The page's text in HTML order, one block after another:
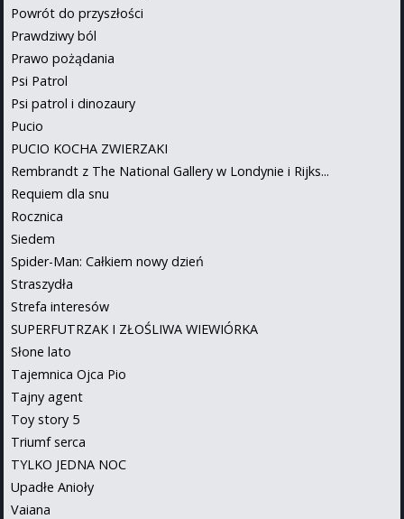
Powrót do przyszłości
Prawdziwy ból
Prawo pożądania
Psi Patrol
Psi patrol i dinozaury
Pucio
PUCIO KOCHA ZWIERZAKI
Rembrandt z The National Gallery w Londynie i Rijks...
Requiem dla snu
Rocznica
Siedem
Spider-Man: Całkiem nowy dzień
Straszydła
Strefa interesów
SUPERFUTRZAK I ZŁOŚLIWA WIEWIÓRKA
Słone lato
Tajemnica Ojca Pio
Tajny agent
Toy story 5
Triumf serca
TYLKO JEDNA NOC
Upadłe Anioły
Vaiana